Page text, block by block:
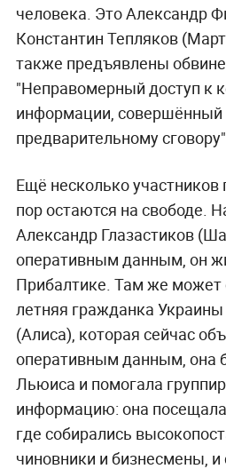
человека. Это Александр
Константин Тепляков
также предъявлены
"Неправомерный доступ к
информации, совершённый
предварительному сговору".
Ещё несколько участников
пор остаются на свободе.
Александр Глазастиков
оперативным данным, он
Прибалтике. Там же может
летняя гражданка
(Алиса), которая сейчас
оперативным данным, она
Льюиса и помогала
информацию: она
где собирались
чиновники и бизнесмены,